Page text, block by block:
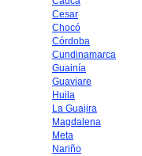
Cesar
Chocó
Córdoba
Cundinamarca
Guainía
Guaviare
Huila
La Guajira
Magdalena
Meta
Nariño